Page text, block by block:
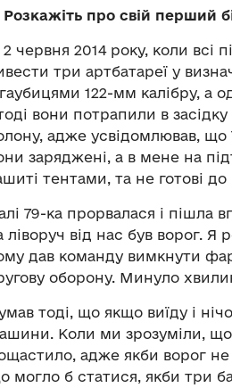
Розкажіть про свій перший
червня 2014 року, коли всі
три артбатареї у
122-мм калібру, а
вони потрапили в
адже усвідомлював, що
заряджені, а в мене на
тентами, та не готові
79-ка прорвалася і
ліворуч від нас був ворог.
дав команду вимкнути
оборону. Минуло
тоді, що якщо виїду і
Коли ми зрозуміли,
адже якби ворог
могло б статися, якби три